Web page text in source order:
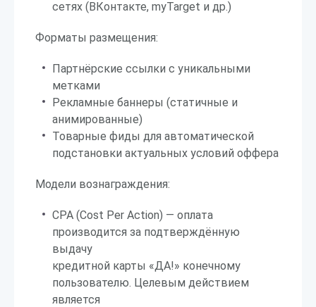
сетях (ВКонтакте, myTarget и др.)
Форматы размещения:
Партнёрские ссылки с уникальными
метками
Рекламные баннеры (статичные и
анимированные)
Товарные фиды для автоматической
подстановки актуальных условий оффера
Модели вознаграждения:
CPA (Cost Per Action) — оплата
производится за подтверждённую
выдачу
кредитной карты «ДА!» конечному
пользователю. Целевым действием
является